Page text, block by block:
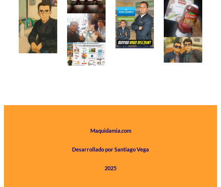
Maquidamia.com
Desarrollado por Santiago Vega
2025